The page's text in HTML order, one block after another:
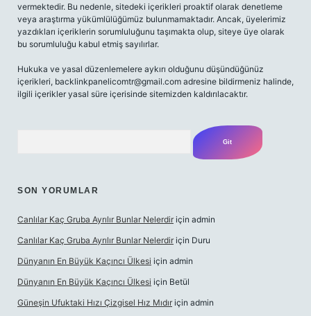
vermektedir. Bu nedenle, sitedeki içerikleri proaktif olarak denetleme
veya araştırma yükümlülüğümüz bulunmamaktadır. Ancak, üyelerimiz
yazdıkları içeriklerin sorumluluğunu taşımakta olup, siteye üye olarak
bu sorumluluğu kabul etmiş sayılırlar.
Hukuka ve yasal düzenlemelere aykırı olduğunu düşündüğünüz
içerikleri, backlinkpanelicomtr@gmail.com adresine bildirmeniz halinde,
ilgili içerikler yasal süre içerisinde sitemizden kaldırılacaktır.
SON YORUMLAR
Canlılar Kaç Gruba Ayrılır Bunlar Nelerdir için admin
Canlılar Kaç Gruba Ayrılır Bunlar Nelerdir için Duru
Dünyanın En Büyük Kaçıncı Ülkesi için admin
Dünyanın En Büyük Kaçıncı Ülkesi için Betül
Güneşin Ufuktaki Hızı Çizgisel Hız Mıdır için admin